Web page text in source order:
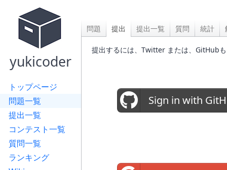
yukicoder
トップページ
問題一覧
提出一覧
コンテスト一覧
質問一覧
ランキング
問題 提出 提出一覧 質問 統計
提出するには、Twitter または、GitHub
Sign in with